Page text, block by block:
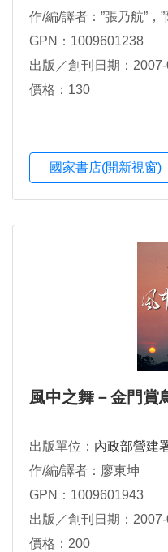
作/編/譯者：”張乃航”，
GPN：1009601238
出版／創刊日期：
價格：130
國家書店(開新視窗)
風中之舞－金門賞
出版單位： 內政部營建
作/編/譯者：廖東坤
GPN：1009601943
出版／創刊日期：
價格：200